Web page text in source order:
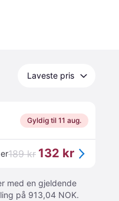
Laveste pris
Gyldig til 11 aug.
189 kr 132 kr
med en gjeldende
på 913,04 NOK.